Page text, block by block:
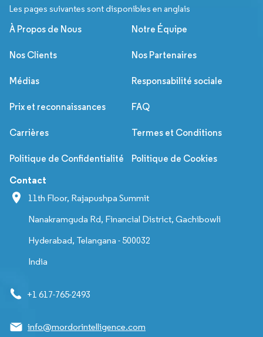
Les pages suivantes sont disponibles en anglais
À Propos de Nous Notre Équipe
Nos Clients Nos Partenaires
Médias Responsabilité sociale
Prix et reconnaissances FAQ
Carrières Termes et Conditions
Politique de Confidentialité Politique de Cookies
Contact
11th Floor, Rajapushpa Summit
Nanakramguda Rd, Financial District, Gachibowli
Hyderabad, Telangana - 500032
India
+1 617-765-2493
info@mordorintelligence.com